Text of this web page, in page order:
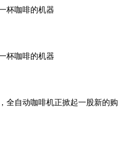
杯咖啡的机器
杯咖啡的机器
全自动咖啡机正掀起一股新的购